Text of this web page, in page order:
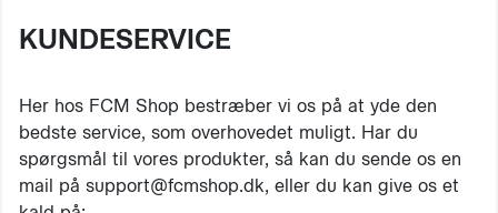
KUNDESERVICE
Her hos FCM Shop bestræber vi os på at yde den
bedste service, som overhovedet muligt. Har du
spørgsmål til vores produkter, så kan du sende os en
mail på support@fcmshop.dk, eller du kan give os et